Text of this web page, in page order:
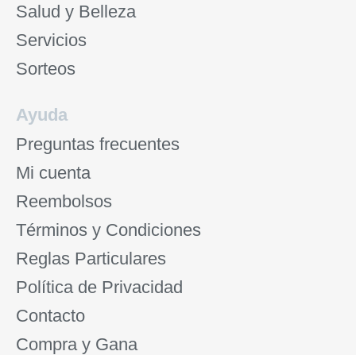
Salud y Belleza
Servicios
Sorteos
Ayuda
Preguntas frecuentes
Mi cuenta
Reembolsos
Términos y Condiciones
Reglas Particulares
Política de Privacidad
Contacto
Compra y Gana